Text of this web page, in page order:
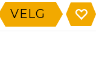
VELG